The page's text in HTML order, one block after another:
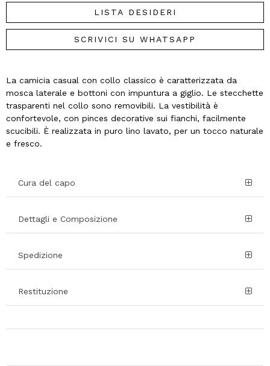
LISTA DESIDERI
SCRIVICI SU WHATSAPP
La camicia casual con collo classico è caratterizzata da
mosca laterale e bottoni con impuntura a giglio. Le stecchette
trasparenti nel collo sono removibili. La vestibilità è
confortevole, con pinces decorative sui fianchi, facilmente
scucibili. È realizzata in puro lino lavato, per un tocco naturale
e fresco.
Cura del capo
Dettagli e Composizione
Spedizione
Restituzione